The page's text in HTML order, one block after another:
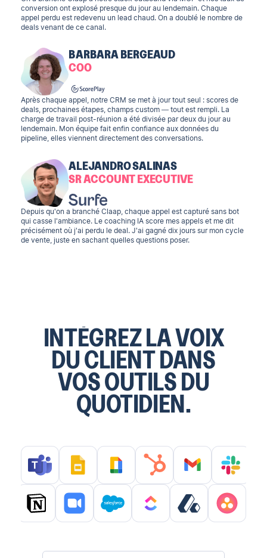
conversion ont explosé presque du jour au lendemain. Chaque
appel perdu est redevenu un lead chaud. On a doublé le nombre de
deals venant de ce canal.
BARBARA BERGEAUD
COO
Après chaque appel, notre CRM se met à jour tout seul : scores de
deals, prochaines étapes, champs custom — tout est rempli. La
charge de travail post-réunion a été divisée par deux du jour au
lendemain. Mon équipe fait enfin confiance aux données du
pipeline, elles viennent directement des conversations.
ALEJANDRO SALINAS
SR ACCOUNT EXECUTIVE
Depuis qu'on a branché Claap, chaque appel est capturé sans bot
qui casse l'ambiance. Le coaching IA score mes appels et me dit
précisément où j'ai perdu le deal. J'ai gagné dix jours sur mon cycle
de vente, juste en sachant quelles questions poser.
INTÉGREZ LA VOIX
DU CLIENT DANS
VOS OUTILS DU
QUOTIDIEN.